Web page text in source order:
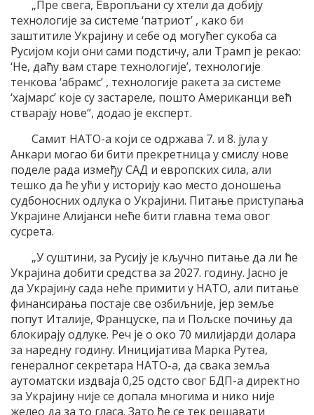
„Пре свега, Европљани су хтели да добију
технологије за системе ‘патриот’ , како би
заштитиле Украјину и себе од могућег сукоба са
Русијом који они сами подстичу, али Трамп је рекао:
‘Не, даћу вам старе технологије’, технологије
тенкова ‘абрамс’ , технологије ракета за системе
‘хајмарс’ које су застареле, пошто Американци већ
стварају нове“, додао је експерт.
Самит НАТО-а који се одржава 7. и 8. јула у
Анкари могао би бити прекретница у смислу нове
поделе рада између САД и европских сила, али
тешко да ће ући у историју као место доношења
судбоносних одлука о Украјини. Питање приступања
Украјине Алијанси неће бити главна тема овог
сусрета.
„У суштини, за Русију је кључно питање да ли ће
Украјина добити средства за 2027. годину. Јасно је
да Украјину сада неће примити у НАТО, али питање
финансирања постаје све озбиљније, јер земље
попут Италије, Француске, па и Пољске почињу да
блокирају одлуке. Реч је о око 70 милијарди долара
за наредну годину. Иницијатива Марка Рутеа,
генералног секретара НАТО-а, да свака земља
аутоматски издваја 0,25 одсто свог БДП-а директно
за Украјину није се допала многима и нико није
желео да за то гласа. Зато ће се тек решавати